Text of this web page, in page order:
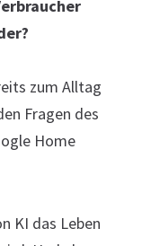
zum Alltag
Fragen des
Home
KI das Leben